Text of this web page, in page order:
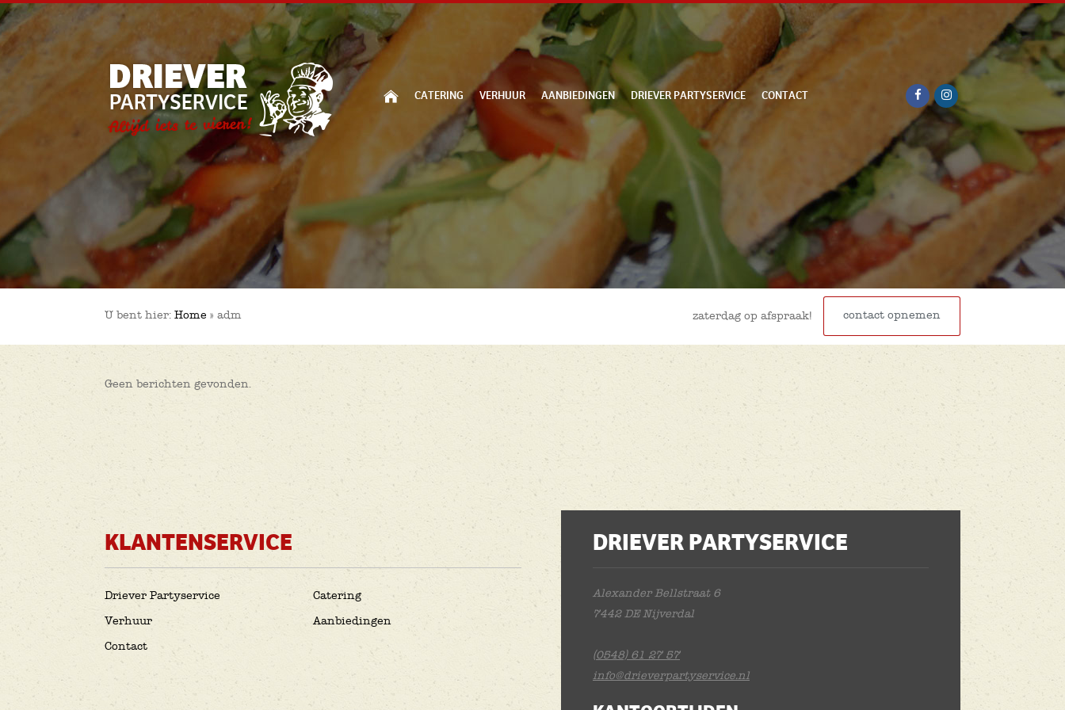
CATERING VERHUUR AANBIEDINGEN DRIEVER PARTYSERVICE CONTACT
U bent hier: Home » adm zaterdag op afspraak! contact opnemen
Geen berichten gevonden.
DRIEVER PARTYSERVICE
Alexander Bellstraat 6
7442 DE Nijverdal
(0548) 61 27 57
info@drieverpartyservice.nl
KLANTENSERVICE
Driever Partyservice Catering
Verhuur Aanbiedingen
Contact